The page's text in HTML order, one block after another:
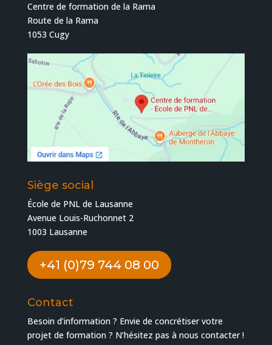
Centre de formation de la Rama
Route de la Rama
1053 Cugy
Siège social
École de PNL de Lausanne
Avenue Louis-Ruchonnet 2
1003 Lausanne
+41 (0)79 744 08 00
Contact
Besoin d’information ? Envie de concrétiser votre
projet de formation ? N’hésitez pas à nous contacter !